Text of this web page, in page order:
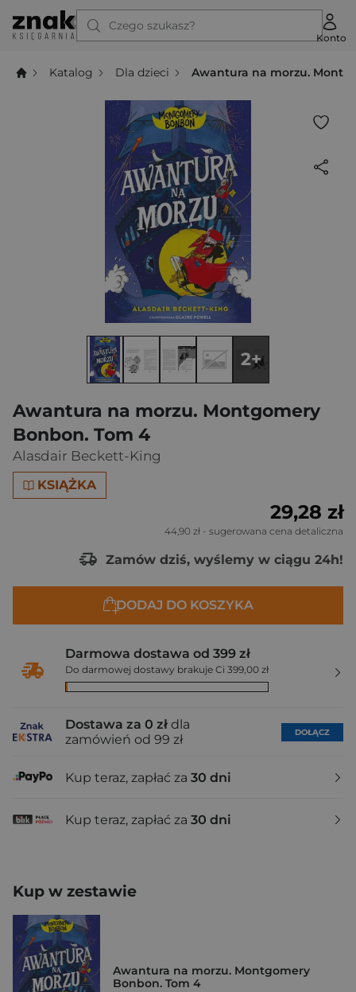
Czego szukasz?
Konto
Katalog Dla dzieci Awantura na morzu.
Awantura na morzu. Montgomery
Bonbon. Tom 4
Alasdair Beckett-King
KSIĄŻKA
2+
29,28 zł
44,90 zł - sugerowana cena detaliczna
Zamów dziś, wyślemy w ciągu 24h!
DODAJ DO KOSZYKA
Darmowa dostawa od 399 zł
Do darmowej dostawy brakuje Ci 399,00 zł
Dostawa za 0 zł dla
zamówień od 99 zł
DOŁĄCZ
Kup teraz, zapłać za 30 dni
Kup teraz, zapłać za 30 dni
Kup w zestawie
Awantura na morzu. Montgomery
Bonbon. Tom 4